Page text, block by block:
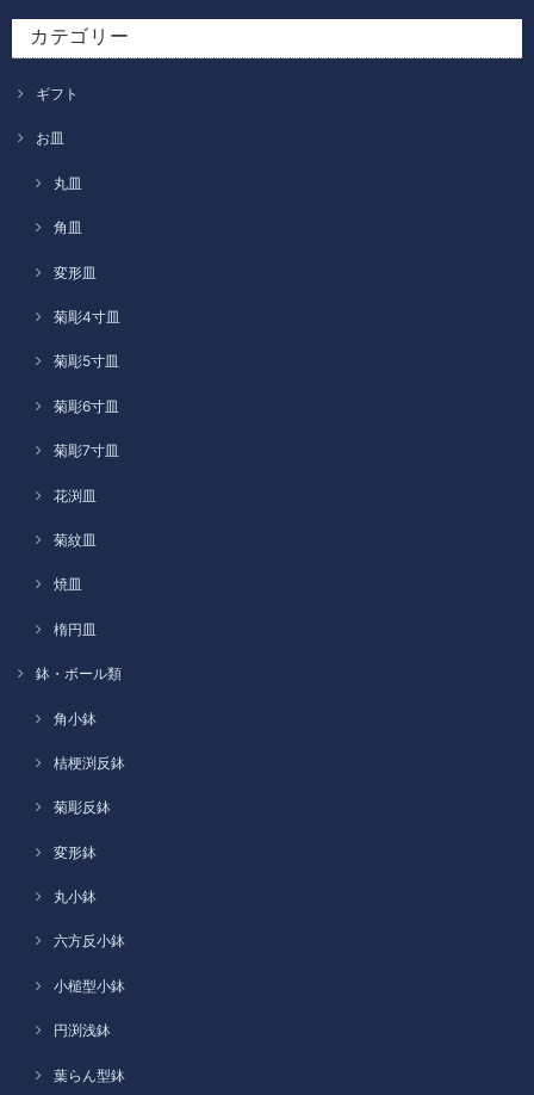
カテゴリー
ギフト
お皿
丸皿
角皿
変形皿
菊彫4寸皿
菊彫5寸皿
菊彫6寸皿
菊彫7寸皿
花渕皿
菊紋皿
焼皿
楕円皿
鉢・ボール類
角小鉢
桔梗渕反鉢
菊彫反鉢
変形鉢
丸小鉢
六方反小鉢
小槌型小鉢
円渕浅鉢
葉らん型鉢